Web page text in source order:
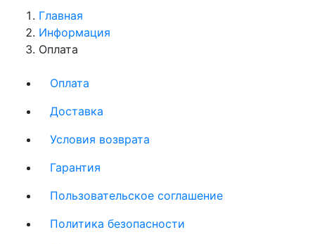
Главная
Информация
Оплата
Оплата
Доставка
Условия возврата
Гарантия
Пользовательское соглашение
Политика безопасности